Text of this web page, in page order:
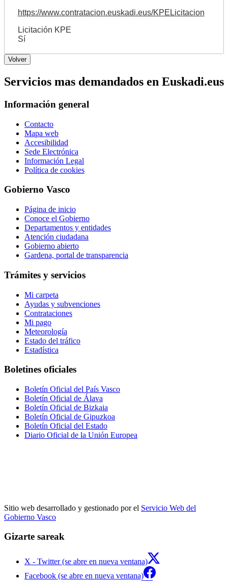
https://www.contratacion.euskadi.eus/KPELicitacion
Licitación KPE
Sí
Servicios mas demandados en Euskadi.eus
Información general
Contacto
Mapa web
Accesibilidad
Sede Electrónica
Información Legal
Política de cookies
Gobierno Vasco
Página de inicio
Conoce el Gobierno
Departamentos y entidades
Atención ciudadana
Gobierno abierto
Gardena, portal de transparencia
Trámites y servicios
Mi carpeta
Ayudas y subvenciones
Contrataciones
Mi pago
Meteorología
Estado del tráfico
Estadística
Boletines oficiales
Boletín Oficial del País Vasco
Boletín Oficial de Álava
Boletín Oficial de Bizkaia
Boletín Oficial de Gipuzkoa
Boletín Oficial del Estado
Diario Oficial de la Unión Europea
Sitio web desarrollado y gestionado por el Servicio Web del
Gobierno Vasco
Gizarte sareak
X - Twitter (se abre en nueva ventana)
Facebook (se abre en nueva ventana)